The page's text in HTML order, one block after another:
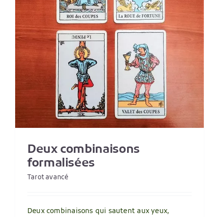
Deux combinaisons
formalisées
Tarot avancé
Deux combinaisons qui sautent aux yeux,